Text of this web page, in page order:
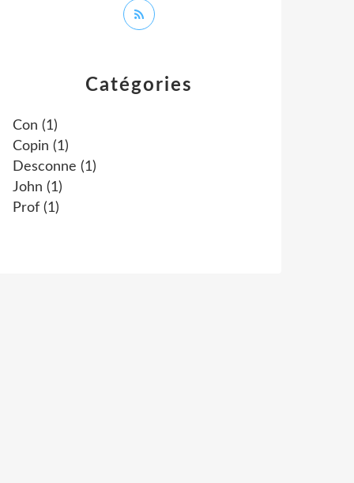
Catégories
Con (1)
Copin (1)
Desconne (1)
John (1)
Prof (1)